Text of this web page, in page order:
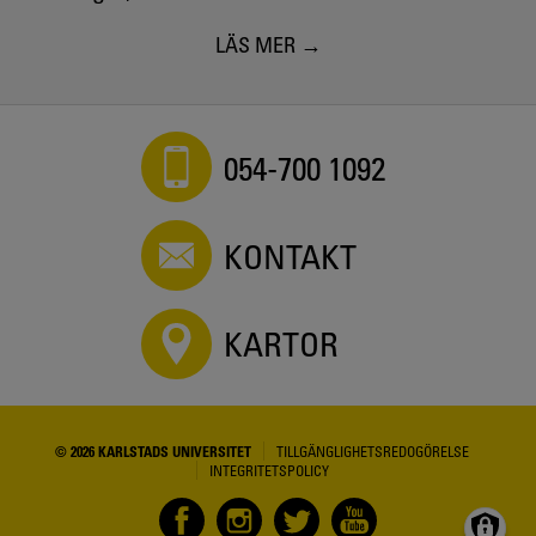
LÄS MER
054-700 1092
KONTAKT
KARTOR
© 2026 KARLSTADS UNIVERSITET
TILLGÄNGLIGHETSREDOGÖRELSE
INTEGRITETSPOLICY